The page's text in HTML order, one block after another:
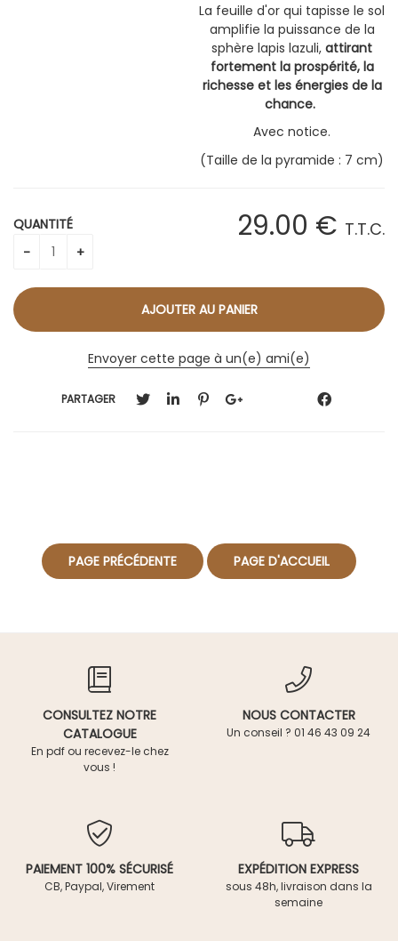
La feuille d'or qui tapisse le sol
amplifie la puissance de la
sphère lapis lazuli, attirant
fortement la prospérité, la
richesse et les énergies de la
chance.
Avec notice.
(Taille de la pyramide : 7 cm)
29.00 € T.T.C.
QUANTITÉ
Envoyer cette page à un(e) ami(e)
PARTAGER
CONSULTEZ NOTRE
CATALOGUE
En pdf ou recevez-le chez
vous !
NOUS CONTACTER
Un conseil ? 01 46 43 09 24
PAIEMENT 100% SÉCURISÉ
CB, Paypal, Virement
EXPÉDITION EXPRESS
sous 48h, livraison dans la
semaine